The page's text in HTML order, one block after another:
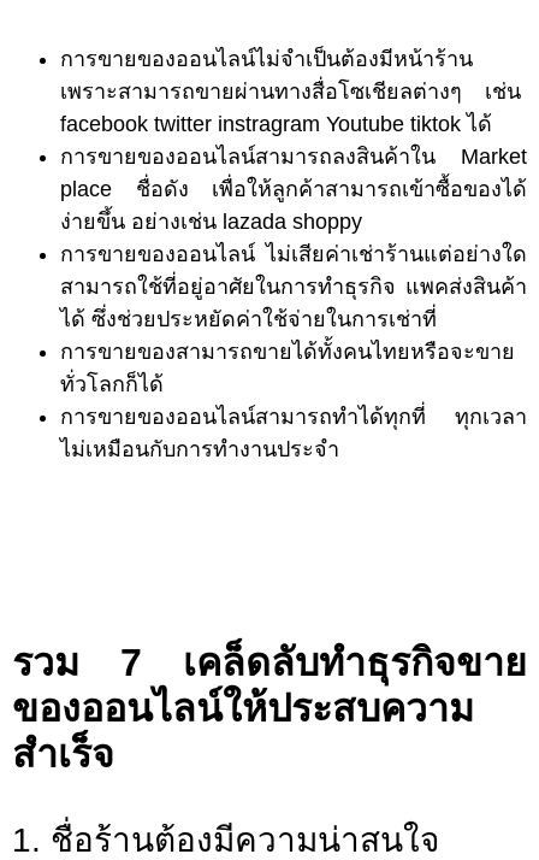
การขายของออนไลน์ไม่จำเป็นต้องมีหน้าร้าน
เพราะสามารถขายผ่านทางสื่อโซเชียลต่างๆ เช่น
facebook twitter instragram Youtube tiktok ได้
การขายของออนไลน์สามารถลงสินค้าใน Market
place ชื่อดัง เพื่อให้ลูกค้าสามารถเข้าซื้อของได้
ง่ายขึ้น อย่างเช่น lazada shoppy
การขายของออนไลน์ ไม่เสียค่าเช่าร้านแต่อย่างใด
สามารถใช้ที่อยู่อาศัยในการทำธุรกิจ แพคส่งสินค้า
ได้ ซึ่งช่วยประหยัดค่าใช้จ่ายในการเช่าที่
การขายของสามารถขายได้ทั้งคนไทยหรือจะขาย
ทั่วโลกก็ได้
การขายของออนไลน์สามารถทำได้ทุกที่ ทุกเวลา
ไม่เหมือนกับการทำงานประจำ
รวม 7 เคล็ดลับทำธุรกิจขาย
ของออนไลน์ให้ประสบความ
สำเร็จ
1. ชื่อร้านต้องมีความน่าสนใจ